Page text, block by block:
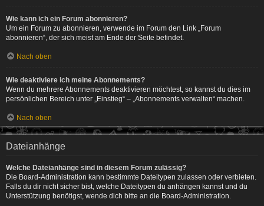
Wie kann ich ein Forum abonnieren?
Um ein Forum zu abonnieren, verwende im Forum den Link „Forum
abonnieren“, der sich meist am Ende der Seite befindet.
Nach oben
Wie deaktiviere ich meine Abonnements?
Wenn du mehrere Abonnements deaktivieren möchtest, so kannst du dies im
persönlichen Bereich unter „Einstieg“ – „Abonnements verwalten“ machen.
Nach oben
Dateianhänge
Welche Dateianhänge sind in diesem Forum zulässig?
Die Board-Administration kann bestimmte Dateitypen zulassen oder verbieten.
Falls du dir nicht sicher bist, welche Dateitypen du anhängen kannst und du
Unterstützung benötigst, wende dich bitte an die Board-Administration.